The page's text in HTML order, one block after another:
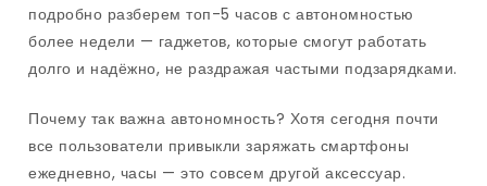
подробно разберем топ-5 часов с автономностью
более недели — гаджетов, которые смогут работать
долго и надёжно, не раздражая частыми подзарядками.
Почему так важна автономность? Хотя сегодня почти
все пользователи привыкли заряжать смартфоны
ежедневно, часы — это совсем другой аксессуар.